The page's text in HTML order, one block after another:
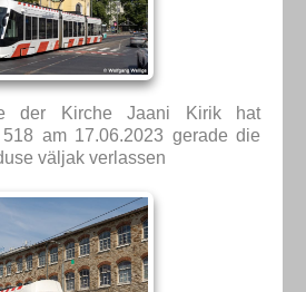
der Kirche Jaani Kirik hat
518 am 17.06.2023 gerade die
väljak verlassen